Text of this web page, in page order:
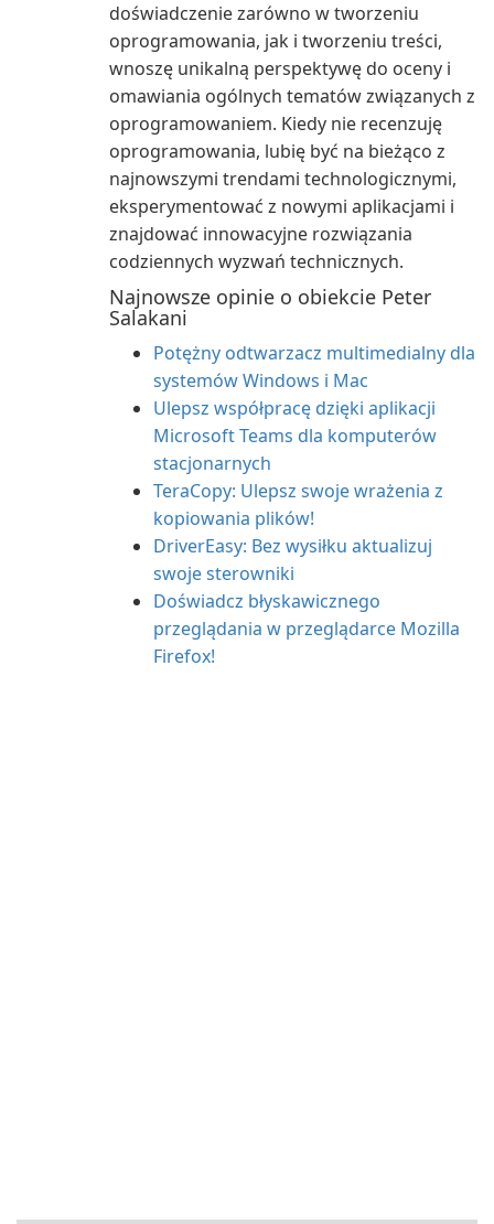
doświadczenie zarówno w tworzeniu
oprogramowania, jak i tworzeniu treści,
wnoszę unikalną perspektywę do oceny i
omawiania ogólnych tematów związanych z
oprogramowaniem. Kiedy nie recenzuję
oprogramowania, lubię być na bieżąco z
najnowszymi trendami technologicznymi,
eksperymentować z nowymi aplikacjami i
znajdować innowacyjne rozwiązania
codziennych wyzwań technicznych.
Najnowsze opinie o obiekcie Peter
Salakani
Potężny odtwarzacz multimedialny dla
systemów Windows i Mac
Ulepsz współpracę dzięki aplikacji
Microsoft Teams dla komputerów
stacjonarnych
TeraCopy: Ulepsz swoje wrażenia z
kopiowania plików!
DriverEasy: Bez wysiłku aktualizuj
swoje sterowniki
Doświadcz błyskawicznego
przeglądania w przeglądarce Mozilla
Firefox!